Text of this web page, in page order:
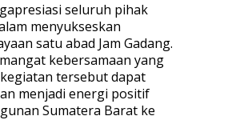
seluruh pihak
menyukseskan
satu abad Jam Gadang.
kebersamaan yang
tersebut dapat
menjadi energi positif
Sumatera Barat ke